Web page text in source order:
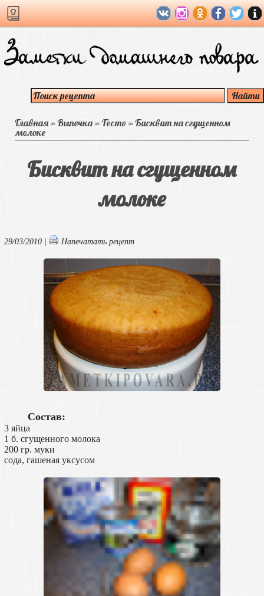
Главная»Выпечка»Тесто »Бисквит на сгущенном
молоке
Бисквит на сгущенном
молоке
29/03/2010 | Напечатать рецепт
Состав:
3 яйца
1 б. сгущенного молока
200 гр. муки
сода, гашеная уксусом